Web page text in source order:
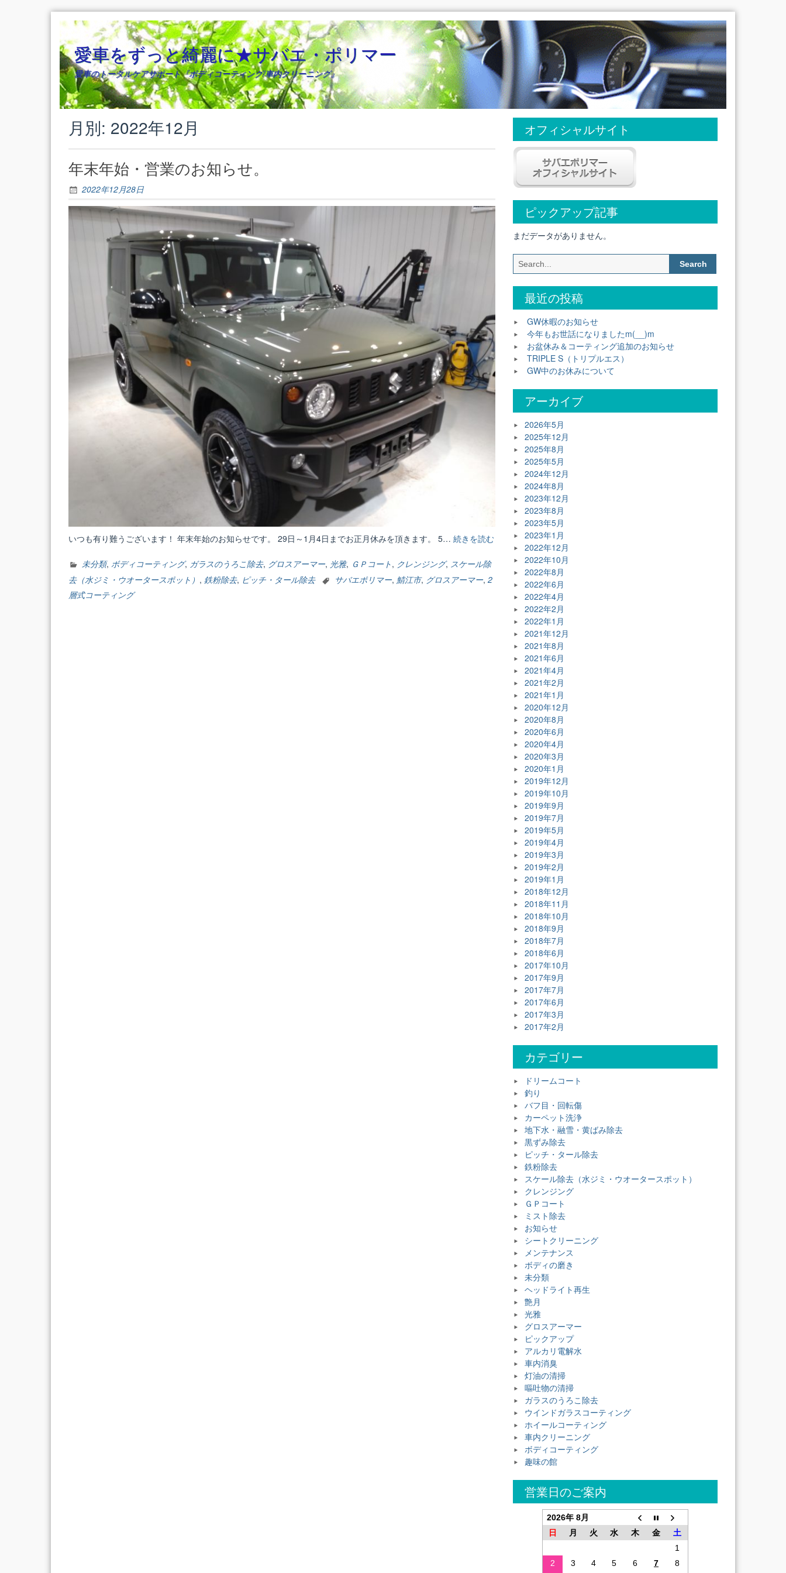
愛車をずっと綺麗に★サバエ・ポリマー
愛車のトータルケアサポート『ボディコーティング/車内クリーニング』
月別: 2022年12月
年末年始・営業のお知らせ。
2022年12月28日
いつも有り難うございます！ 年末年始のお知らせです。 29日～1月4日までお正月休みを頂きます。 5… 続きを読む
未分類, ボディコーティング, ガラスのうろこ除去, グロスアーマー, 光雅, ＧＰコート, クレンジング, スケール除
去（水ジミ・ウオータースポット） , 鉄粉除去, ピッチ・タール除去 サバエポリマー, 鯖江市, グロスアーマー, 2
層式コーティング
オフィシャルサイト
ピックアップ記事
まだデータがありません。
Search
for:
最近の投稿
GW休暇のお知らせ
今年もお世話になりましたm(__)m
お盆休み＆コーティング追加のお知らせ
TRIPLE S（トリプルエス）
GW中のお休みについて
アーカイブ
2026年5月
2025年12月
2025年8月
2025年5月
2024年12月
2024年8月
2023年12月
2023年8月
2023年5月
2023年1月
2022年12月
2022年10月
2022年8月
2022年6月
2022年4月
2022年2月
2022年1月
2021年12月
2021年8月
2021年6月
2021年4月
2021年2月
2021年1月
2020年12月
2020年8月
2020年6月
2020年4月
2020年3月
2020年1月
2019年12月
2019年10月
2019年9月
2019年7月
2019年5月
2019年4月
2019年3月
2019年2月
2019年1月
2018年12月
2018年11月
2018年10月
2018年9月
2018年7月
2018年6月
2017年10月
2017年9月
2017年7月
2017年6月
2017年3月
2017年2月
カテゴリー
ドリームコート
釣り
バフ目・回転傷
カーペット洗浄
地下水・融雪・黄ばみ除去
黒ずみ除去
ピッチ・タール除去
鉄粉除去
スケール除去（水ジミ・ウオータースポット）
クレンジング
ＧＰコート
ミスト除去
お知らせ
シートクリーニング
メンテナンス
ボディの磨き
未分類
ヘッドライト再生
艶月
光雅
グロスアーマー
ピックアップ
アルカリ電解水
車内消臭
灯油の清掃
嘔吐物の清掃
ガラスのうろこ除去
ウインドガラスコーティング
ホイールコーティング
車内クリーニング
ボディコーティング
趣味の館
営業日のご案内
2026年 8月
日
月 火 水 木 金
土
1
2
3 4 5 6 7 8